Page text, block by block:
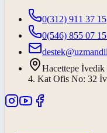
0(312) 911 37 15
0(546) 855 07 15
Hacettepe
4. Kat Ofis No: 32